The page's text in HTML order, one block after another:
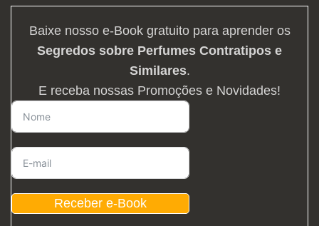
Baixe nosso e-Book gratuito para aprender os
Segredos sobre Perfumes Contratipos e
Similares.
E receba nossas Promoções e Novidades!
Receber e-Book